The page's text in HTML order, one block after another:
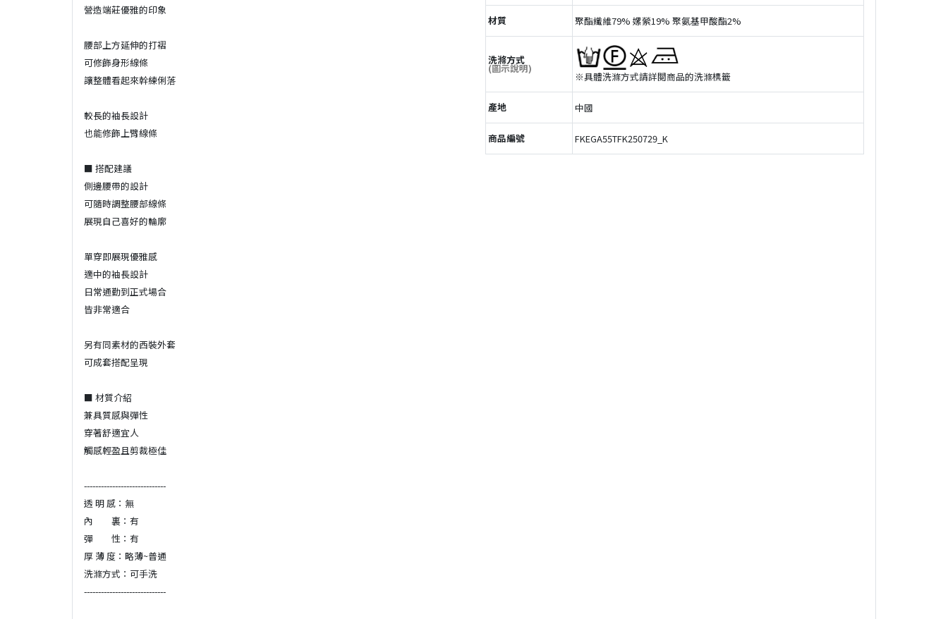
營造端莊優雅的印象
腰部上方延伸的打褶
可修飾身形線條
讓整體看起來幹練俐落
較長的袖長設計
也能修飾上臂線條
■ 搭配建議
側邊腰帶的設計
可隨時調整腰部線條
展現自己喜好的輪廓
單穿即展現優雅感
適中的袖長設計
日常通勤到正式場合
皆非常適合
另有同素材的西裝外套
可成套搭配呈現
■ 材質介紹
兼具質感與彈性
穿著舒適宜人
觸感輕盈且剪裁極佳
-----------------------------
透 明 感：無
內 裏：有
彈 性：有
厚 薄 度：略薄~普通
洗滌方式：可手洗
-----------------------------
材質 聚酯纖維79% 嫘縈19% 聚氨基甲酸酯2%
洗滌方式
(圖示說明)
※具體洗滌方式請詳閲商品的洗滌標籤
產地 中國
商品編號 FKEGA55TFK250729_K